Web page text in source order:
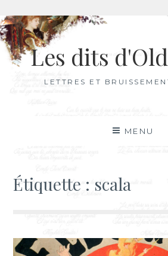
Aller
au
contenuLes dits
LETTRES ET
MENU
Étiquette : scala